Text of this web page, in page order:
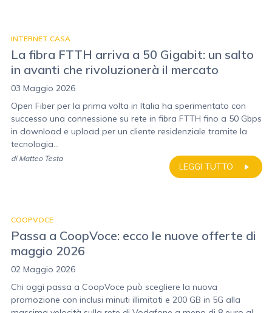
INTERNET CASA
La fibra FTTH arriva a 50 Gigabit: un salto
in avanti che rivoluzionerà il mercato
03 Maggio 2026
Open Fiber per la prima volta in Italia ha sperimentato con
successo una connessione su rete in fibra FTTH fino a 50 Gbps
in download e upload per un cliente residenziale tramite la
tecnologia...
LEGGI TUTTO
di Matteo Testa
COOPVOCE
Passa a CoopVoce: ecco le nuove offerte di
maggio 2026
02 Maggio 2026
Chi oggi passa a CoopVoce può scegliere la nuova
promozione con inclusi minuti illimitati e 200 GB in 5G alla